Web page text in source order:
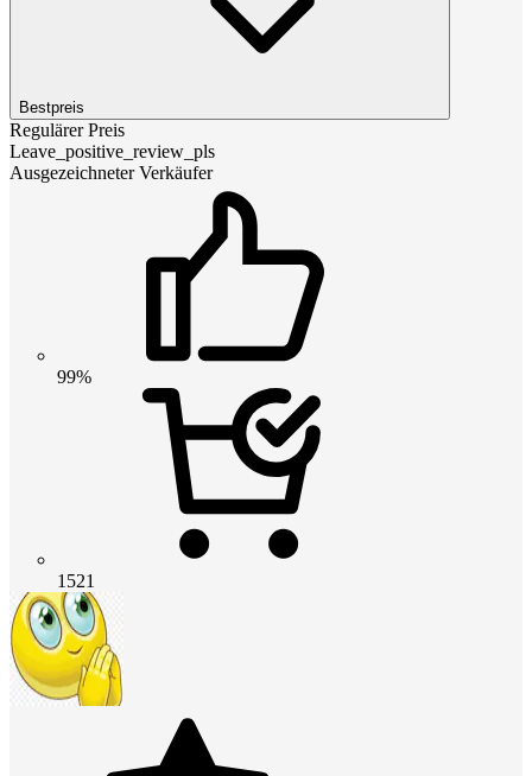
Bestpreis
Regulärer Preis
Leave_positive_review_pls
Ausgezeichneter Verkäufer
99%
1521